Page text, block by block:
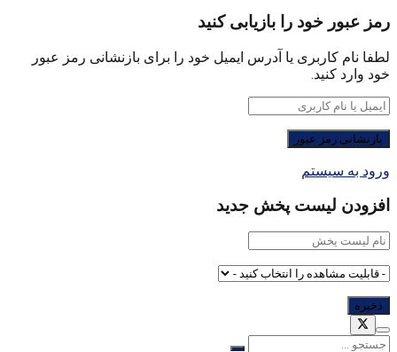
رمز عبور خود را بازیابی کنید
لطفا نام کاربری یا آدرس ایمیل خود را برای بازنشانی رمز عبور
خود وارد کنید.
ورود به سیستم
افزودن لیست پخش جدید